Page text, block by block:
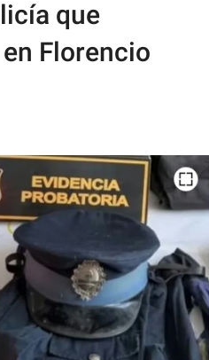
que
Florencio